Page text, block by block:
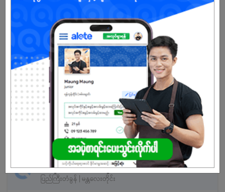
သက်တမ်းကုန်သွားပါပြီ
အကောင့်မရှိသေးဘူးလား?
မှတ်ပုံတင်မယ်
နောက်ထပ်အလားတူအလုပ်များ
Store Accountant
Shwe Pyi Thit Agricultural Machinery ( Mandalay )
ပြည်ကြီးတံခွန် | မန္တလေးတိုင်း
Accountant
Aung Sat Mon Trading
ပြည်ကြီးတံခွန် | မန္တလေးတိုင်း